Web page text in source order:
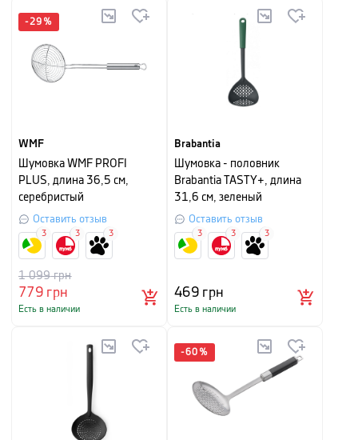
-29 %
WMF
Шумовка WMF PROFI
PLUS, длина 36,5 см,
серебристый
Оставить отзыв
779грн
1 099грн
Есть в наличии
3 3 3
Brabantia
Шумовка - половник
Brabantia TASTY+, длина
31,6 см, зеленый
Оставить отзыв
469грн
Есть в наличии
3 3 3
-60 %